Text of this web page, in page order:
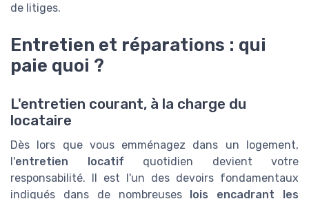
de litiges.
Entretien et réparations : qui
paie quoi ?
L'entretien courant, à la charge du
locataire
Dès lors que vous emménagez dans un logement,
l'entretien locatif quotidien devient votre
responsabilité. Il est l'un des devoirs fondamentaux
indiqués dans de nombreuses lois encadrant les